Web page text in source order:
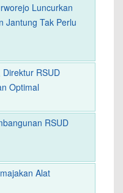
Luncurkan
Jantung Tak Perlu
RSUD
Optimal
RSUD
Alat